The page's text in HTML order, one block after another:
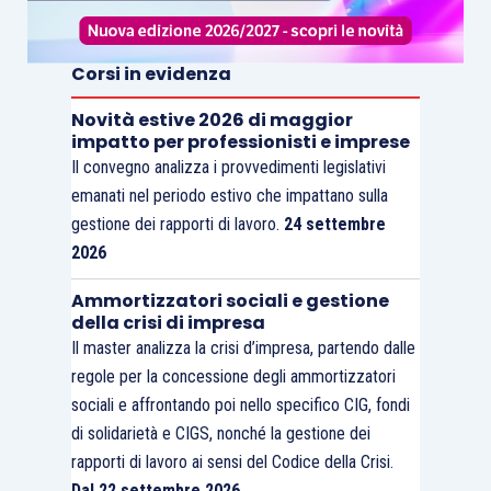
principale gruppo del paese, che ha rilasciato
risultati trimestrali fortemente superiori al
consensus.
Nikkei +4.03%, Hang Seng +4.43%, Shangai
Composite +2.94%, ASX +4.51%
Principali avvenimenti della settimana
A livello politico, protagoniste della settimana in
Europa sono Portogallo e Grecia. Le elezioni
portoghesi, di inizio settimana, confermano il
governo di centro-destra alla guida del Paese, ma
non gli concedono la maggioranza assoluta
determinando attese di un’incertezza politica.
Pedro Passos Coelho è il primo leader europeo
rieletto dopo aver imposto al suo Paese le misure
di austerity per il salvataggio nel quadro della
Corsi in evidenza
Novità estive 2026 di maggior
impatto per professionisti e imprese
Il convegno analizza i provvedimenti legislativi
emanati nel periodo estivo che impattano sulla
gestione dei rapporti di lavoro. 24 settembre
2026
Ammortizzatori sociali e gestione
della crisi di impresa
Il master analizza la crisi d’impresa, partendo dalle
regole per la concessione degli ammortizzatori
sociali e affrontando poi nello specifico CIG, fondi
di solidarietà e CIGS, nonché la gestione dei
rapporti di lavoro ai sensi del Codice della Crisi.